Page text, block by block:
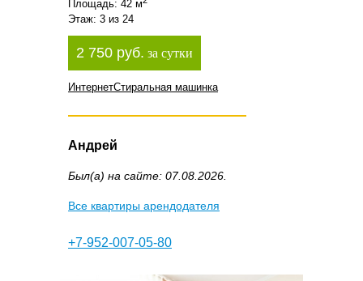
Площадь: 42 м
Этаж: 3 из 24
2 750 руб. за сутки
ИнтернетСтиральная машинка
Андрей
Был(а) на сайте: 07.08.2026.
Все квартиры арендодателя
+7-952-007-05-80